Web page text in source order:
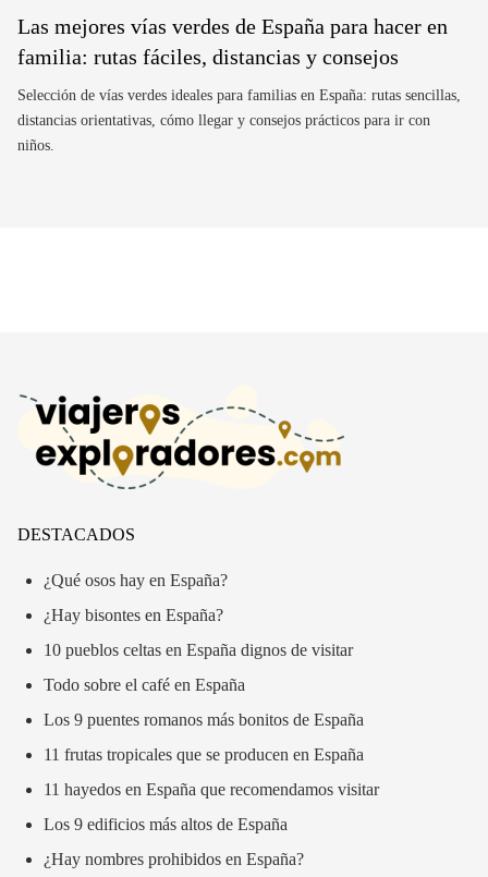
Las mejores vías verdes de España para hacer en
familia: rutas fáciles, distancias y consejos
Selección de vías verdes ideales para familias en España: rutas sencillas,
distancias orientativas, cómo llegar y consejos prácticos para ir con
niños.
DESTACADOS
¿Qué osos hay en España?
¿Hay bisontes en España?
10 pueblos celtas en España dignos de visitar
Todo sobre el café en España
Los 9 puentes romanos más bonitos de España
11 frutas tropicales que se producen en España
11 hayedos en España que recomendamos visitar
Los 9 edificios más altos de España
¿Hay nombres prohibidos en España?